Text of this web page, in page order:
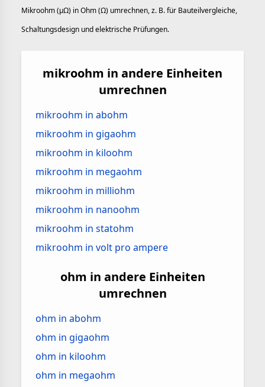
Mikroohm (µΩ) in Ohm (Ω) umrechnen, z. B. für Bauteilvergleiche,
Schaltungsdesign und elektrische Prüfungen.
mikroohm in andere Einheiten
umrechnen
mikroohm in abohm
mikroohm in gigaohm
mikroohm in kiloohm
mikroohm in megaohm
mikroohm in milliohm
mikroohm in nanoohm
mikroohm in statohm
mikroohm in volt pro ampere
ohm in andere Einheiten
umrechnen
ohm in abohm
ohm in gigaohm
ohm in kiloohm
ohm in megaohm